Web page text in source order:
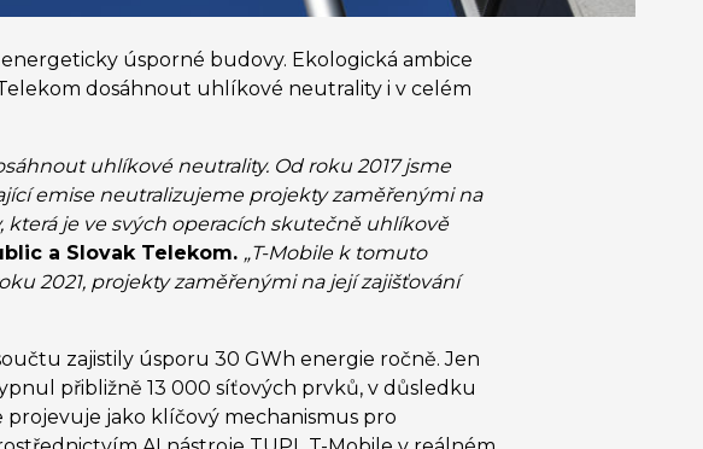
úsporné budovy. Ekologická ambice
dosáhnout uhlíkové neutrality i v celém
uhlíkové neutrality. Od roku 2017 jsme
emise neutralizujeme projekty zaměřenými na
je ve svých operacích skutečně uhlíkově
a Slovak Telekom. „T-Mobile k tomuto
2021, projekty zaměřenými na její zajišťování
zajistily úsporu 30 GWh energie ročně. Jen
přibližně 13 000 síťových prvků, v důsledku
projevuje jako klíčový mechanismus pro